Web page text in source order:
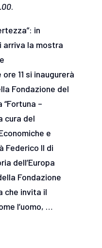
.
in
arriva la mostra
11 si inaugurerà
Fondazione del
–
cura del
e
Federico II di
dell’Europa
Fondazione
che invita il
l’uomo, …